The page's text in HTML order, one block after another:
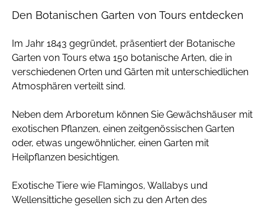
Den Botanischen Garten von Tours entdecken
Im Jahr 1843 gegründet, präsentiert der Botanische
Garten von Tours etwa 150 botanische Arten, die in
verschiedenen Orten und Gärten mit unterschiedlichen
Atmosphären verteilt sind.
Neben dem Arboretum können Sie Gewächshäuser mit
exotischen Pflanzen, einen zeitgenössischen Garten
oder, etwas ungewöhnlicher, einen Garten mit
Heilpflanzen besichtigen.
Exotische Tiere wie Flamingos, Wallabys und
Wellensittiche gesellen sich zu den Arten des